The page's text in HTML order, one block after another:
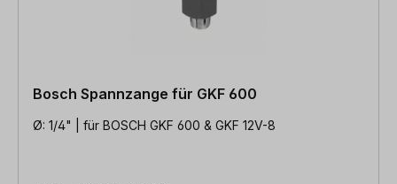
Bosch Spannzange für GKF 600
Ø: 1/4" | für BOSCH GKF 600 & GKF 12V-8